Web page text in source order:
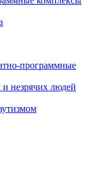
программные
незрячих людей